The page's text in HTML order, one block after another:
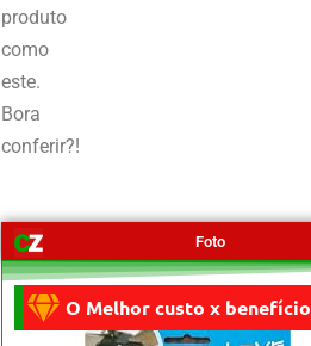
produto
como
este.
Bora
conferir?!
Foto
O Melhor custo x benefício